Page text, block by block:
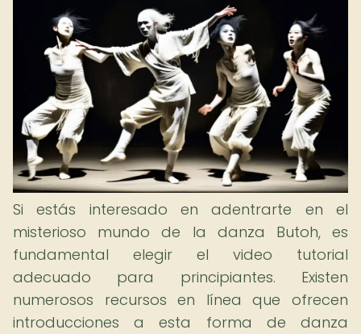
Si estás interesado en adentrarte en el
misterioso mundo de la danza Butoh, es
fundamental elegir el video tutorial
adecuado para principiantes. Existen
numerosos recursos en línea que ofrecen
introducciones a esta forma de danza